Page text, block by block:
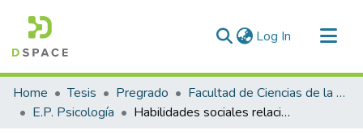
Log In (current)
Communities & Collections
All of DSpace
Home Tesis Pregrado
Facultad de Ciencias de la Salud
E.P. Psicología
Habilidades sociales relacionadas al manejo de la ira de los estudiantes de quinto y sexto grado en la Institución Educativa Primaria 70561 Nueve de octubre juliaca 2024